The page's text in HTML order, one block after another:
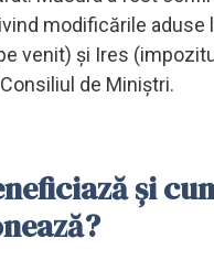
modificările aduse
venit) și Ires
de Miniștri.
și